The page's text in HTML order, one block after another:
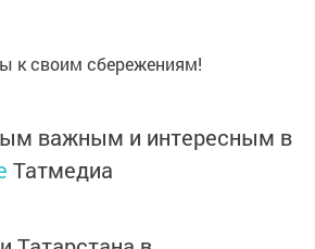
к своим сбережениям!
важным и интересным в
Татмедиа